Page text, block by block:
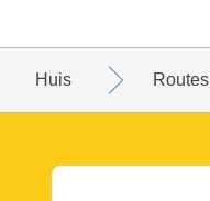
Huis Routes